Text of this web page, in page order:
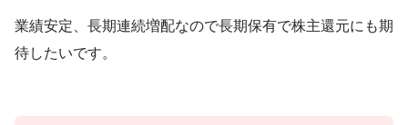
業績安定、長期連続増配なので長期保有で株主還元にも期
待したいです。